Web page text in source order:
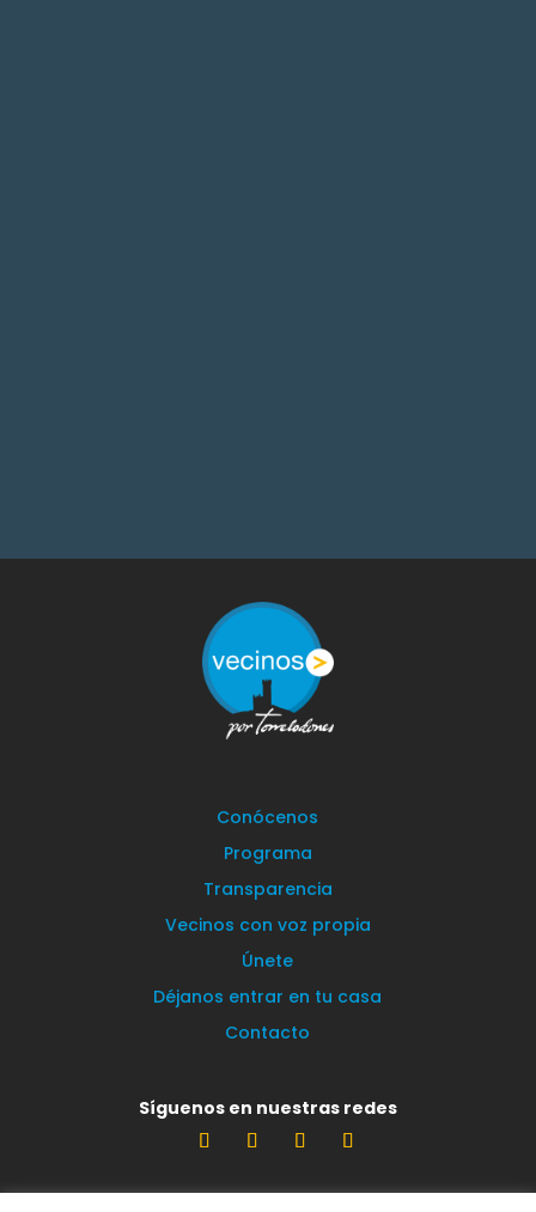
Conócenos
Programa
Transparencia
Vecinos con voz propia
Únete
Déjanos entrar en tu casa
Contacto
Síguenos en nuestras redes
Estamos encantados de leerte